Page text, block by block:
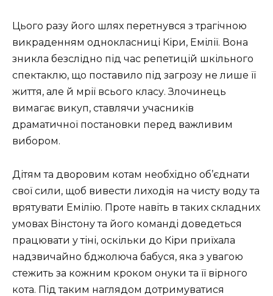
Цього разу його шлях перетнувся з трагічною
викраденням однокласниці Кіри, Емілії. Вона
зникла безслідно під час репетицій шкільного
спектаклю, що поставило під загрозу не лише її
життя, але й мрії всього класу. Злочинець
вимагає викуп, ставлячи учасників
драматичної постановки перед важливим
вибором.
Дітям та дворовим котам необхідно об’єднати
свої сили, щоб вивести лиходія на чисту воду та
врятувати Емілію. Проте навіть в таких складних
умовах Вінстону та його команді доведеться
працювати у тіні, оскільки до Кіри приїхала
надзвичайно бджолюча бабуся, яка з увагою
стежить за кожним кроком онуки та її вірного
кота. Під таким наглядом дотримуватися